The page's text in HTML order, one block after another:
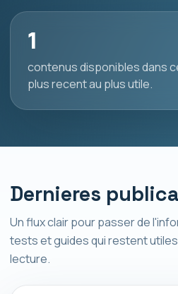
1
contenus disponibles dans
plus recent au plus utile.
Dernieres
Un flux clair pour passer de
tests et guides qui restent
lecture.